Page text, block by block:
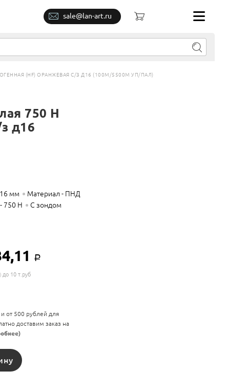
sale@lan-art.ru
(HF) ОРАНЖЕВАЯ С/З Д16 (100М/5500М УП/ПАЛ)
750 Н
д16
мм
Материал - ПНД
750 Н
С зондом
Р
до 10 т.руб
от 500 рублей для
доставим заказ на